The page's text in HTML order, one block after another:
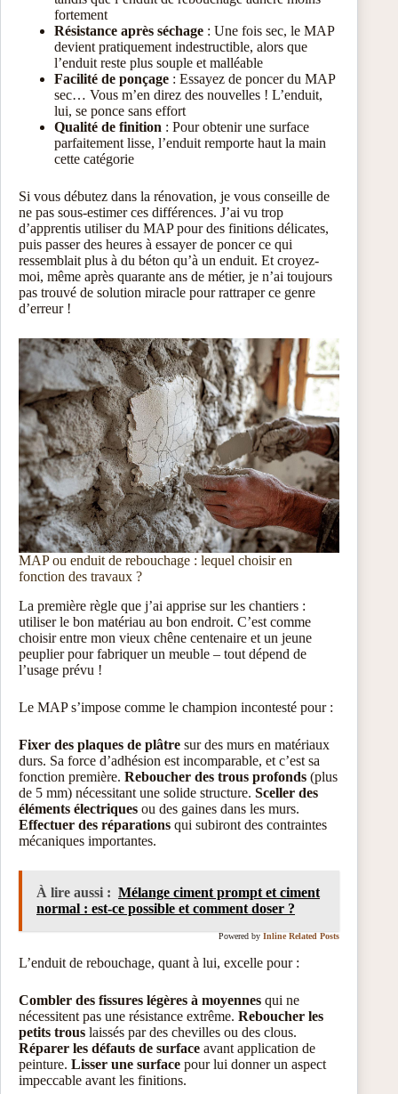
fortement
Résistance après séchage : Une fois sec, le MAP
devient pratiquement indestructible, alors que
l’enduit reste plus souple et malléable
Facilité de ponçage : Essayez de poncer du MAP
sec… Vous m’en direz des nouvelles ! L’enduit,
lui, se ponce sans effort
Qualité de finition : Pour obtenir une surface
parfaitement lisse, l’enduit remporte haut la main
cette catégorie
Si vous débutez dans la rénovation, je vous conseille de
ne pas sous-estimer ces différences. J’ai vu trop
d’apprentis utiliser du MAP pour des finitions délicates,
puis passer des heures à essayer de poncer ce qui
ressemblait plus à du béton qu’à un enduit. Et croyez-
moi, même après quarante ans de métier, je n’ai toujours
pas trouvé de solution miracle pour rattraper ce genre
d’erreur !
MAP ou enduit de rebouchage : lequel choisir en
fonction des travaux ?
La première règle que j’ai apprise sur les chantiers :
utiliser le bon matériau au bon endroit. C’est comme
choisir entre mon vieux chêne centenaire et un jeune
peuplier pour fabriquer un meuble – tout dépend de
l’usage prévu !
Le MAP s’impose comme le champion incontesté pour :
Fixer des plaques de plâtre sur des murs en matériaux
durs. Sa force d’adhésion est incomparable, et c’est sa
fonction première. Reboucher des trous profonds (plus
de 5 mm) nécessitant une solide structure. Sceller des
éléments électriques ou des gaines dans les murs.
Effectuer des réparations qui subiront des contraintes
mécaniques importantes.
À lire aussi : Mélange ciment prompt et ciment
normal : est-ce possible et comment doser ?
Powered by Inline Related Posts
L’enduit de rebouchage, quant à lui, excelle pour :
Combler des fissures légères à moyennes qui ne
nécessitent pas une résistance extrême. Reboucher les
petits trous laissés par des chevilles ou des clous.
Réparer les défauts de surface avant application de
peinture. Lisser une surface pour lui donner un aspect
impeccable avant les finitions.